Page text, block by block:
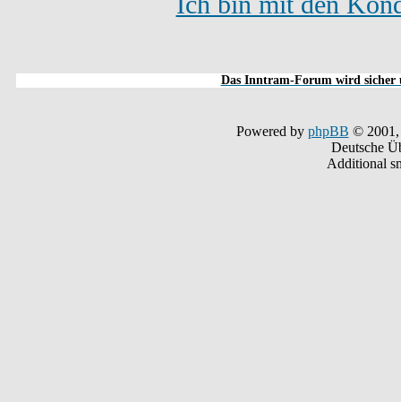
Das Inntram-Forum wird sicher
Powered by phpBB © 2001,
Deutsche
Additional